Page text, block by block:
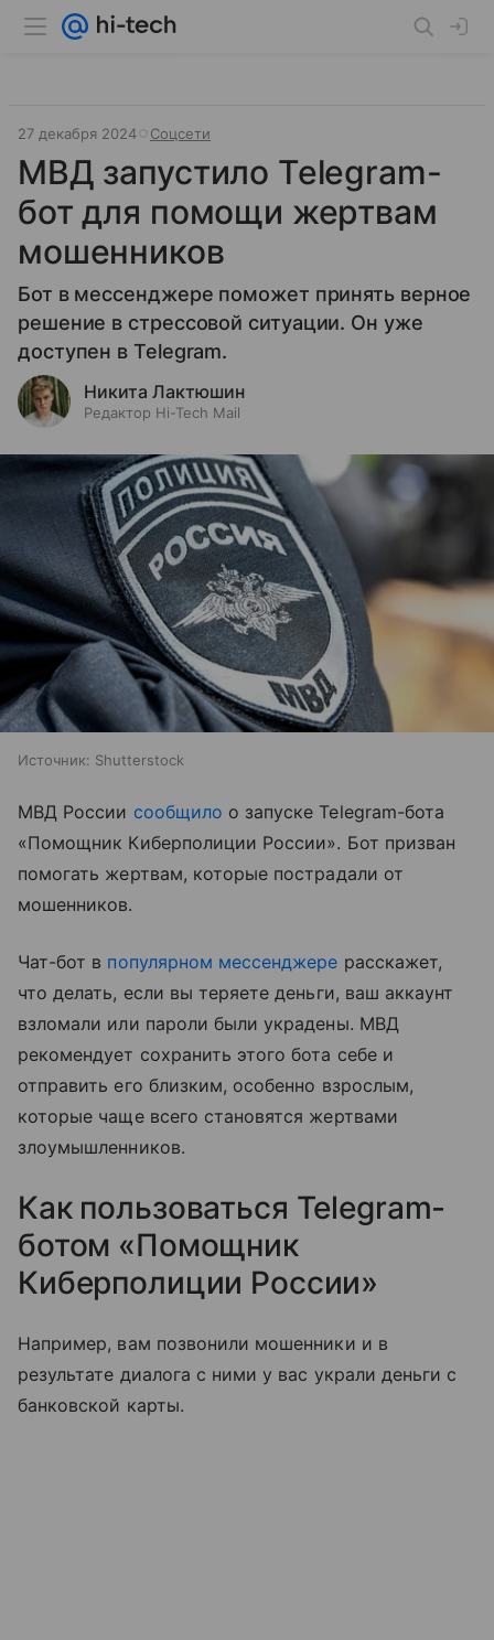
27 декабря 2024 Соцсети
МВД запустило Telegram-
бот для помощи жертвам
мошенников
Бот в мессенджере поможет принять верное
решение в стрессовой ситуации. Он уже
доступен в Telegram.
Никита Лактюшин
Редактор Hi-Tech Mail
Источник: Shutterstock
МВД России сообщило о запуске Telegram-бота
«Помощник Киберполиции России». Бот призван
помогать жертвам, которые пострадали от
мошенников.
Чат-бот в популярном мессенджере расскажет,
что делать, если вы теряете деньги, ваш аккаунт
взломали или пароли были украдены. МВД
рекомендует сохранить этого бота себе и
отправить его близким, особенно взрослым,
которые чаще всего становятся жертвами
злоумышленников.
Как пользоваться Telegram-
ботом «Помощник
Киберполиции России»
Например, вам позвонили мошенники и в
результате диалога с ними у вас украли деньги с
банковской карты.